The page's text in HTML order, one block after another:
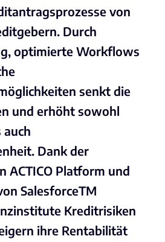
von
Durch
optimierte Workflows
senkt die
und erhöht sowohl
auch
Dank der
ACTICO Platform und
SalesforceTM
Kreditrisiken
ihre Rentabilität